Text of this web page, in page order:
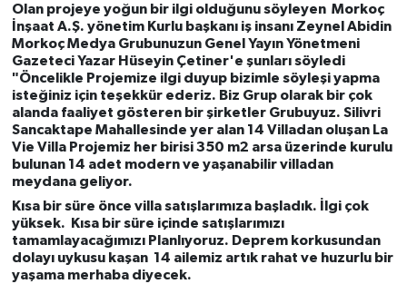
Olan projeye yoğun bir ilgi olduğunu söyleyen Morkoç
İnşaat A.Ş. yönetim Kurlu başkanı iş insanı Zeynel Abidin
Morkoç Medya Grubunuzun Genel Yayın Yönetmeni
Gazeteci Yazar Hüseyin Çetiner'e şunları söyledi
"Öncelikle Projemize ilgi duyup bizimle söyleşi yapma
isteğiniz için teşekkür ederiz. Biz Grup olarak bir çok
alanda faaliyet gösteren bir şirketler Grubuyuz. Silivri
Sancaktape Mahallesinde yer alan 14 Villadan oluşan La
Vie Villa Projemiz her birisi 350 m2 arsa üzerinde kurulu
bulunan 14 adet modern ve yaşanabilir villadan
meydana geliyor.
Kısa bir süre önce villa satışlarımıza başladık. İlgi çok
yüksek. Kısa bir süre içinde satışlarımızı
tamamlayacağımızı Planlıyoruz. Deprem korkusundan
dolayı uykusu kaşan 14 ailemiz artık rahat ve huzurlu bir
yaşama merhaba diyecek.